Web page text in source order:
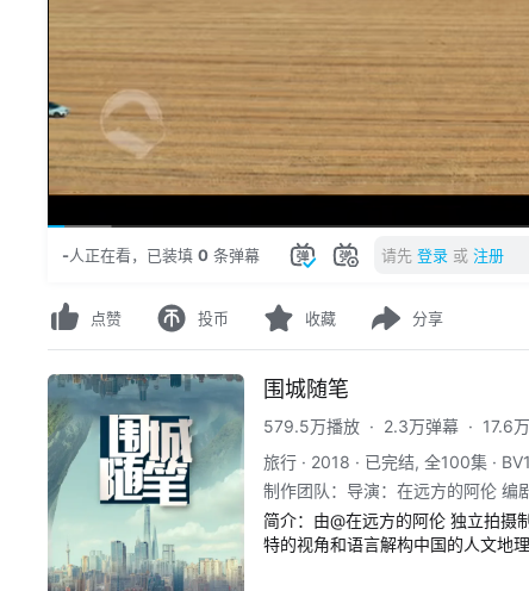
00:27 / 27:32
-人正在看， 已装填 0 条弹幕 请先 登录 或 注册
点赞 投币 收藏 分享
围城随笔
579.5万播放 · 2.3万弹幕 · 17.6
旅行 · 2018 · 已完结, 全100集 ·
制作团队 ： 导演：在远方的阿伦 编
简介： 由@在远方的阿伦 独立拍摄
特的视角和语言解构中国的人文地